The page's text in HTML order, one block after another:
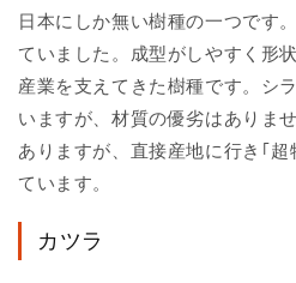
日本にしか無い樹種の一つです
ていました。成型がしやすく形
産業を支えてきた樹種です。シ
いますが、材質の優劣はありま
ありますが、直接産地に行き｢
ています。
カツラ